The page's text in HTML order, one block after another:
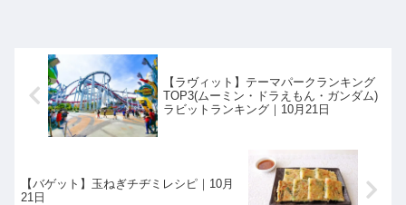
【ラヴィット】テーマパークランキング
TOP3(ムーミン・ドラえもん・ガンダム)
ラビットランキング｜10月21日
【バゲット】玉ねぎチヂミレシピ｜10月
21日